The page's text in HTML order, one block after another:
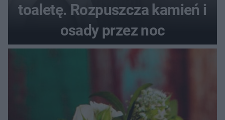
toaletę. Rozpuszcza kamień i
osady przez noc